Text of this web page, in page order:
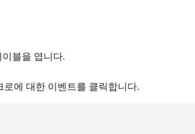
블을 엽니다.
에 대한 이벤트를 클릭합니다.